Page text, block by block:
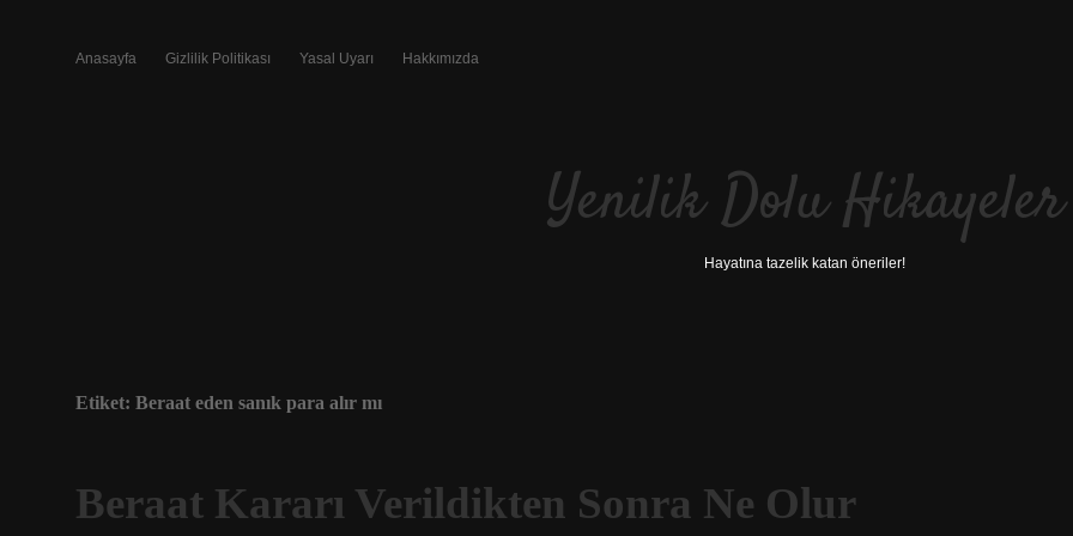
Anasayfa Gizlilik Politikası Yasal Uyarı Hakkımızda
Yenilik Dolu Hikayeler
Hayatına tazelik katan öneriler!
Etiket: Beraat eden sanık para alır mı
Beraat Kararı Verildikten Sonra Ne Olur